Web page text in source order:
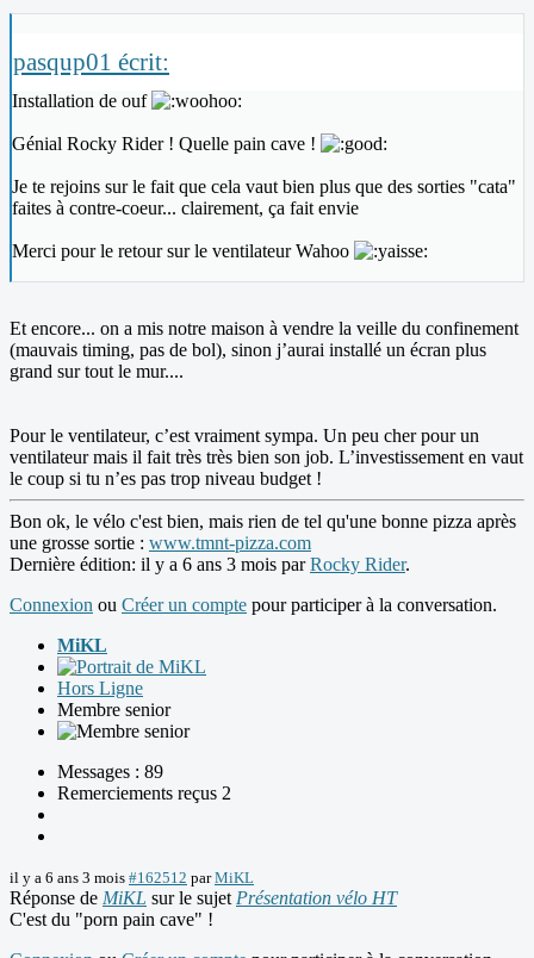
pasqup01 écrit:
Installation de ouf
Génial Rocky Rider ! Quelle pain cave !
Je te rejoins sur le fait que cela vaut bien plus que des sorties "cata"
faites à contre-coeur... clairement, ça fait envie
Merci pour le retour sur le ventilateur Wahoo
Et encore... on a mis notre maison à vendre la veille du confinement
(mauvais timing, pas de bol), sinon j’aurai installé un écran plus
grand sur tout le mur....
Pour le ventilateur, c’est vraiment sympa. Un peu cher pour un
ventilateur mais il fait très très bien son job. L’investissement en vaut
le coup si tu n’es pas trop niveau budget !
Bon ok, le vélo c'est bien, mais rien de tel qu'une bonne pizza après
une grosse sortie : www.tmnt-pizza.com
Dernière édition: il y a 6 ans 3 mois parRocky Rider.
Connexion ou Créer un compte pour participer à la conversation.
MiKL
Hors Ligne
Membre senior
Messages : 89
Remerciements reçus 2
il y a 6 ans 3 mois #162512 parMiKL
Réponse de MiKL sur le sujet Présentation vélo HT
C'est du "porn pain cave" !